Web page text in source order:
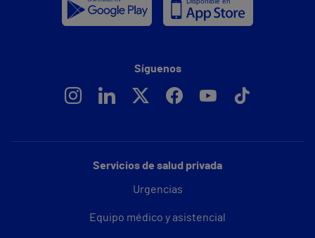
Servicios de salud privada
Urgencias
Equipo médico y asistencial
Síguenos